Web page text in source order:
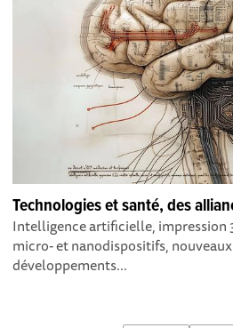
Technologies et santé, des
Intelligence artificielle, impression
micro- et nanodispositifs,
développements...